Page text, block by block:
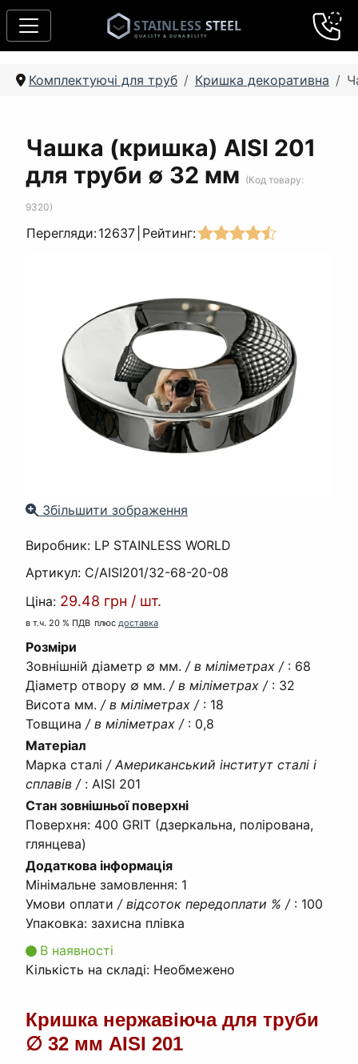
Комплектуючі для труб Кришка декоративна
Чашка (кришка) AISI 201
для труби ∅ 32 мм (Код товару:
9320)
Перегляди:12637 Рейтинг:
Збільшити зображення
Виробник: LP STAINLESS WORLD
Артикул: C/AISI201/32-68-20-08
Ціна: 29.48 грн / шт.
в т.ч. 20 % ПДВ плюс доставка
Розміри
Зовнішній діаметр ∅ мм. / в міліметрах / : 68
Діаметр отвору ∅ мм. / в міліметрах / : 32
Висота мм. / в міліметрах / : 18
Товщина / в міліметрах / : 0,8
Матеріал
Марка сталі / Американський інститут сталі і
сплавів / : AISI 201
Стан зовнішньої поверхні
Поверхня: 400 GRIT (дзеркальна, полірована,
глянцева)
Додаткова інформація
Мінімальне замовлення: 1
Умови оплати / відсоток передоплати % / : 100
Упаковка: захисна плівка
В наявності
Кількість на складі: Необмежено
Кришка нержавіюча для труби
∅ 32 мм AISI 201